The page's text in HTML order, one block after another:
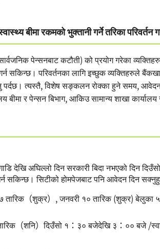
बीमा रकमको भुक्तानी गर्ने तरिका परिवर्तन
पेन्सनबाट कटौती) को प्रयोग गरेका
सकिन्छ। परिवर्तनका लागि इच्छुक व्यक्तिहरुले
त्यस्तै, विशेष सङ्कलन रोक्का हुने समय,
बीमा र पेन्सन बिभाग, आकिउ सामान्य शाखा
देखि अघिल्लो दिन सरकारी बिदा नभएको दिन
सकिन्छ। सिटीको होमपेजबाट पनि आवेदन दिन
तारिक（शुक्र）, जनवरी १० तारिक (शुक्र)
（शनि）दिउँसो १：३० बजेदेखि ३：०० बजे /